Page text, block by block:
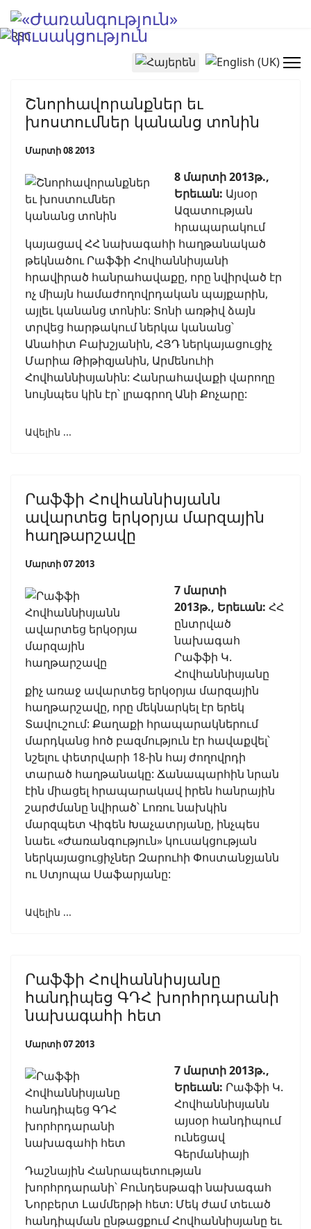
Select your language
Շնորհավորանքներ եւ
խոստումներ կանանց տոնին
Մարտի 08 2013
8 մարտի 2013թ.,
Երեւան: Այսօր
Ազատության
հրապարակում
կայացավ ՀՀ նախագահի հաղթանակած
թեկնածու Րաֆֆի Հովհաննիսյանի
հրավիրած հանրահավաքը, որը նվիրված էր
ոչ միայն համաժողովրդական պայքարին,
այլեւ կանանց տոնին: Տոնի առթիվ ձայն
տրվեց հարթակում ներկա կանանց՝
Անահիտ Բախշյանին, ՀՅԴ ներկայացուցիչ
Մարիա Թիթիզյանին, Արմենուհի
Հովհաննիսյանին: Հանրահավաքի վարողը
նույնպես կին էր՝ լրագրող Անի Քոչարը:
Ավելին ...
Րաֆֆի Հովհաննիսյանն
ավարտեց երկօրյա մարզային
հաղթարշավը
Մարտի 07 2013
7 մարտի
2013թ., Երեւան: ՀՀ
ընտրված
նախագահ
Րաֆֆի Կ.
Հովհաննիսյանը
քիչ առաջ ավարտեց երկօրյա մարզային
հաղթարշավը, որը մեկնարկել էր երեկ
Տավուշում: Քաղաքի հրապարակներում
մարդկանց հոծ բազմություն էր հավաքվել՝
նշելու փետրվարի 18-ին հայ ժողովրդի
տարած հաղթանակը: Ճանապարհին նրան
էին միացել հրապարակավ իրեն հանրային
շարժմանը նվիրած՝ Լոռու նախկին
մարզպետ Վիգեն Խաչատրյանը, ինչպես
նաեւ «Ժառանգություն» կուսակցության
ներկայացուցիչներ Զարուհի Փոստանջյանն
ու Ստյոպա Սաֆարյանը:
Ավելին ...
Րաֆֆի Հովհաննիսյանը
հանդիպեց ԳԴՀ խորհրդարանի
նախագահի հետ
Մարտի 07 2013
7 մարտի 2013թ.,
Երեւան: Րաֆֆի Կ.
Հովհաննիսյանն
այսօր հանդիպում
ունեցավ
Գերմանիայի
Դաշնային Հանրապետության
խորհրդարանի՝ Բունդեսթագի նախագահ
Նորբերտ Լամմերթի հետ: Մեկ ժամ տեւած
հանդիպման ընթացքում Հովհաննիսյանը եւ